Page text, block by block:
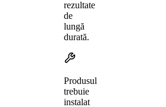
rezultate
de
lungă
durată.
Produsul
trebuie
instalat